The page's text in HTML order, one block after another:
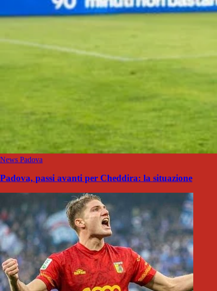
News Padova
Padova, passi avanti per Cheddira: la situazione